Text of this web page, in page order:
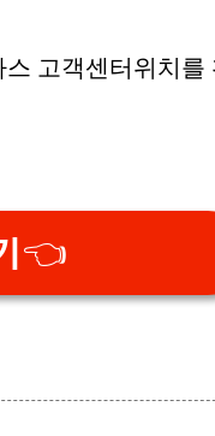
고객센터위치를
👈